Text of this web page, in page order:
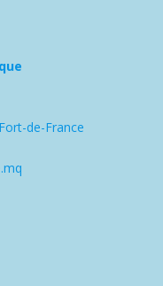
de-France